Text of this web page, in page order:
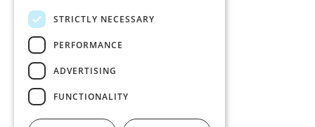
STRICTLY NECESSARY
PERFORMANCE
ADVERTISING
FUNCTIONALITY